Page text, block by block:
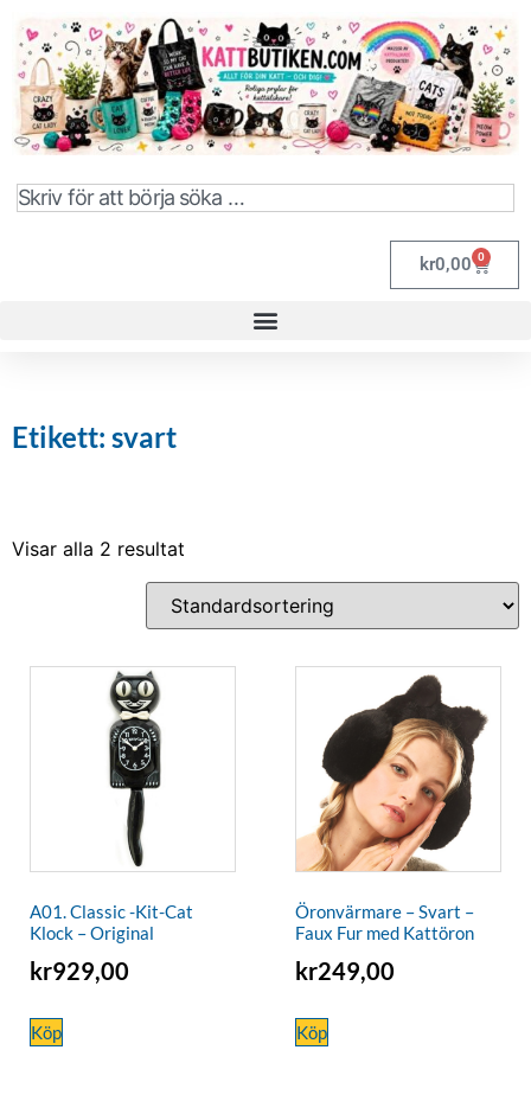
kr0,00 0
Etikett: svart
Visar alla 2 resultat
A01. Classic -Kit-Cat
Klock – Original
kr929,00
Köp
Öronvärmare – Svart –
Faux Fur med Kattöron
kr249,00
Köp